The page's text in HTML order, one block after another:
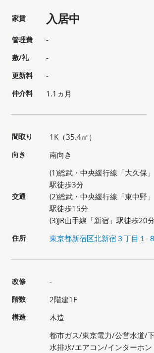
家賃 入居中
管理費 -
敷/礼 -
更新料 -
仲介料 1.1ヵ月
間取り 1K（35.4㎡）
向き 南向き
交通
(1)総武・中央緩行線「大久保」
駅徒歩3分
(2)総武・中央緩行線「東中野」
駅徒歩15分
(3)JR山手線「新宿」駅徒歩20分
住所 東京都新宿区北新宿３丁目１-８
改修 -
階数 2階建1F
構造 木造
都市ガス/東京電力/公営水道/
水排水/エアコン/インターホン